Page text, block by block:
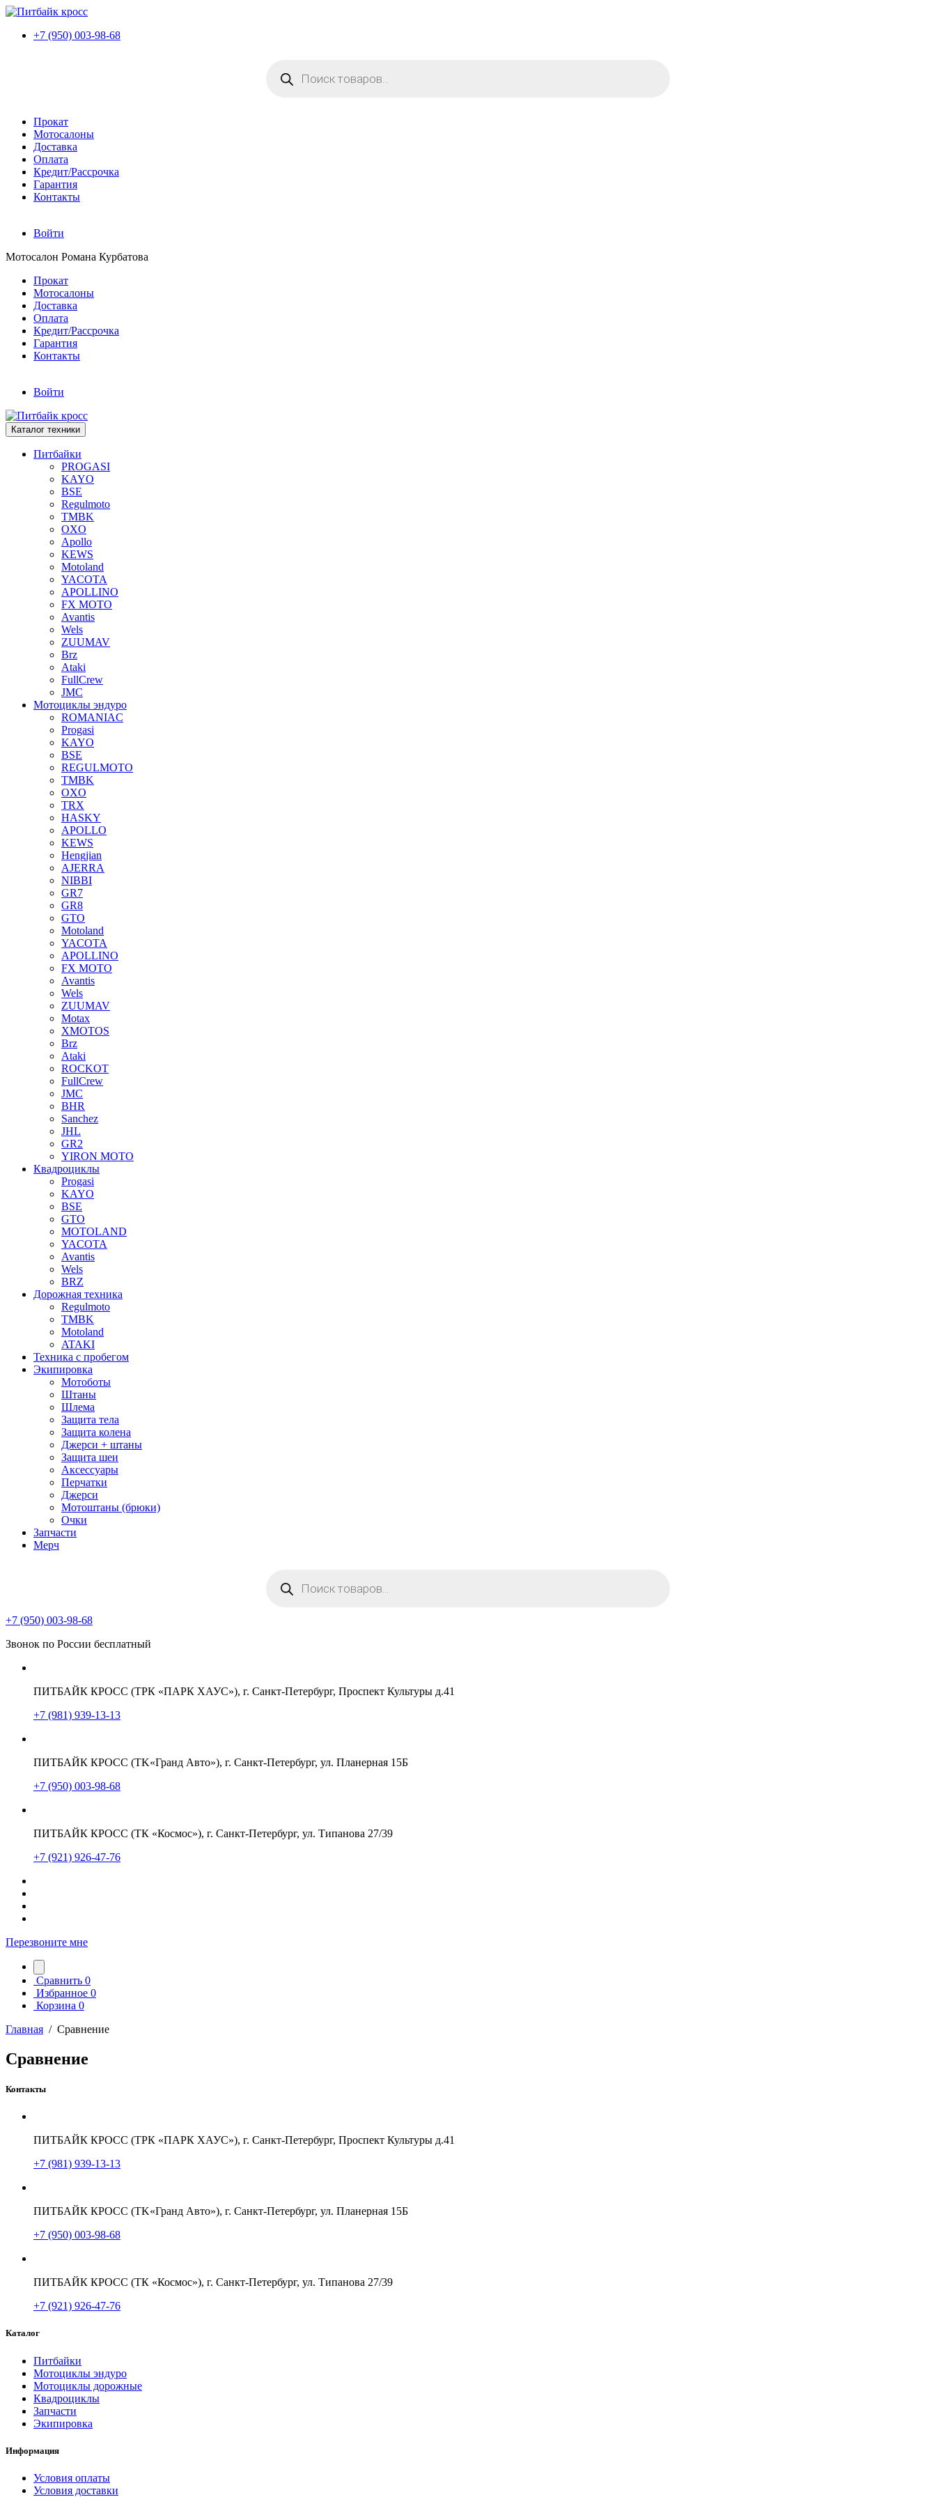
+7 (950) 003-98-68
товаров
Прокат
Мотосалоны
Доставка
Оплата
Кредит/Рассрочка
Гарантия
Контакты
Войти
Мотосалон Романа Курбатова
Прокат
Мотосалоны
Доставка
Оплата
Кредит/Рассрочка
Гарантия
Контакты
Войти
Каталог техники
Питбайки
PROGASI
KAYO
BSE
Regulmoto
TMBK
OXO
Apollo
KEWS
Motoland
YACOTA
APOLLINO
FX MOTO
Avantis
Wels
ZUUMAV
Brz
Ataki
FullCrew
JMC
Мотоциклы эндуро
ROMANIAC
Progasi
KAYO
BSE
REGULMOTO
TMBK
OXO
TRX
HASKY
APOLLO
KEWS
Hengjian
AJERRA
NIBBI
GR7
GR8
GTO
Motoland
YACOTA
APOLLINO
FX MOTO
Avantis
Wels
ZUUMAV
Motax
XMOTOS
Brz
Ataki
ROCKOT
FullCrew
JMC
BHR
Sanchez
JHL
GR2
YIRON MOTO
Квадроциклы
Progasi
KAYO
BSE
GTO
MOTOLAND
YACOTA
Avantis
Wels
BRZ
Дорожная техника
Regulmoto
TMBK
Motoland
ATAKI
Техника с пробегом
Экипировка
Мотоботы
Штаны
Шлема
Защита тела
Защита колена
Джерси + штаны
Защита шеи
Аксессуары
Перчатки
Джерси
Мотоштаны (брюки)
Очки
Запчасти
Мерч
товаров
+7 (950) 003-98-68
Звонок по России бесплатный
ПИТБАЙК КРОСС (ТРК «ПАРК ХАУС»), г. Санкт-Петербург, Проспект Культуры д.41
+7 (981) 939-13-13
ПИТБАЙК КРОСС (TK«Гранд Авто»), г. Санкт-Петербург, ул. Планерная 15Б
+7 (950) 003-98-68
ПИТБАЙК КРОСС (ТК «Космос»), г. Санкт-Петербург, ул. Типанова 27/39
+7 (921) 926-47-76
Перезвоните мне
Сравнить 0
Избранное 0
Корзина 0
Главная / Сравнение
Сравнение
Контакты
ПИТБАЙК КРОСС (ТРК «ПАРК ХАУС»), г. Санкт-Петербург, Проспект Культуры д.41
+7 (981) 939-13-13
ПИТБАЙК КРОСС (TK«Гранд Авто»), г. Санкт-Петербург, ул. Планерная 15Б
+7 (950) 003-98-68
ПИТБАЙК КРОСС (ТК «Космос»), г. Санкт-Петербург, ул. Типанова 27/39
+7 (921) 926-47-76
Каталог
Питбайки
Мотоциклы эндуро
Мотоциклы дорожные
Квадроциклы
Запчасти
Экипировка
Информация
Условия оплаты
Условия доставки